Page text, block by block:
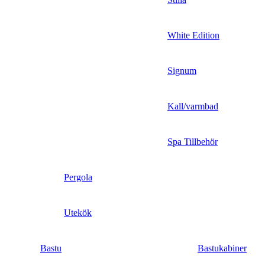
White Edition
Signum
Kall/varmbad
Spa Tillbehör
Pergola
Utekök
Bastu Bastukabiner